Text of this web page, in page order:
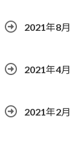
2021年8月
2021年4月
2021年2月